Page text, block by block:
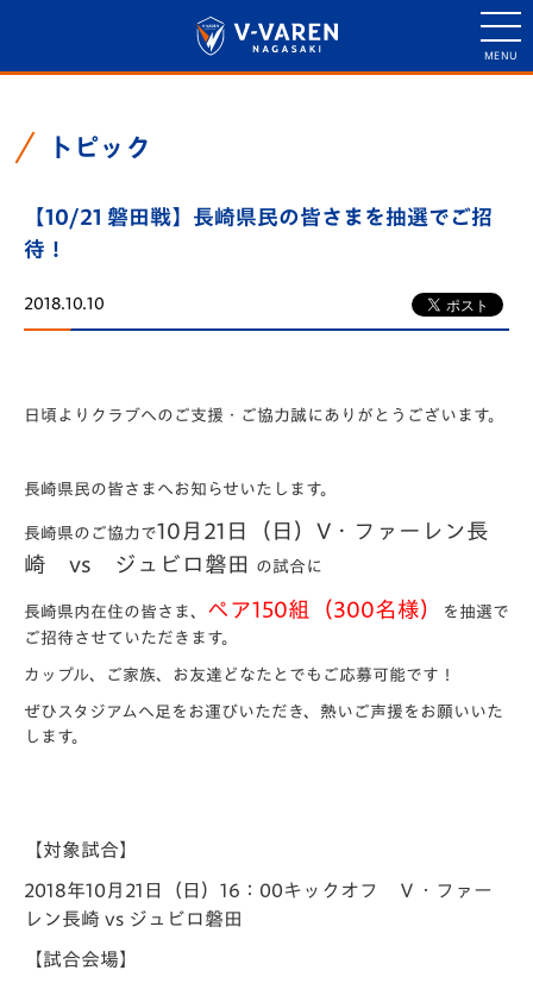
トピック
【10/21 磐田戦】長崎県民の皆さまを抽選でご招
待！
2018.10.10
日頃よりクラブへのご支援・ご協力誠にありがとうございます。
長崎県民の皆さまへお知らせいたします。
長崎県のご協力で10月21日（日）V・ファーレン長
崎 vs ジュビロ磐田
の試合に
長崎県内在住の皆さま、 ペア150組（300名様）
を抽選で
ご招待させていただきます。
カップル、ご家族、お友達どなたとでもご応募可能です！
ぜひスタジアムへ足をお運びいただき、熱いご声援をお願いいた
します。
【対象試合】
2018年10月21日（日）16：00キックオフ Ｖ・ファー
レン長崎 vs ジュビロ磐田
【試合会場】